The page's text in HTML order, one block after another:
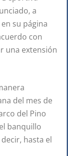
a
su página
con
una extensión
del mes de
del Pino
banquillo
hasta el